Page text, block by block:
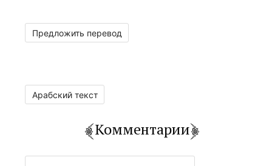
Предложить перевод
Арабский текст
Комментарии